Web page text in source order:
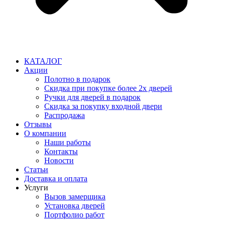
КАТАЛОГ
Акции
Полотно в подарок
Скидка при покупке более 2х дверей
Ручки для дверей в подарок
Скидка за покупку входной двери
Распродажа
Отзывы
О компании
Наши работы
Контакты
Новости
Статьи
Доставка и оплата
Услуги
Вызов замерщика
Установка дверей
Портфолио работ